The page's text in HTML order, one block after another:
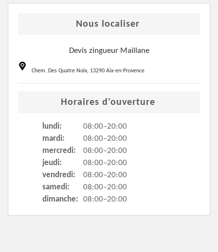
Nous localiser
Devis zingueur Maillane
Chem. Des Quatre Noix, 13290 Aix-en-Provence
Horaires d'ouverture
lundi:
08:00–20:00
mardi:
08:00–20:00
mercredi:
08:00–20:00
jeudi:
08:00–20:00
vendredi:
08:00–20:00
samedi:
08:00–20:00
dimanche:
08:00–20:00